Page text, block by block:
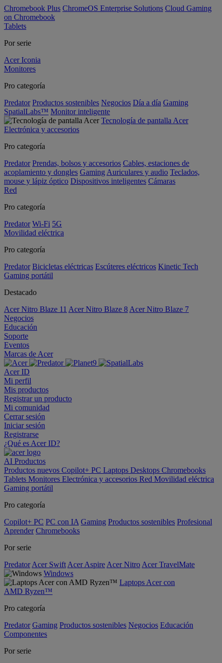
Chromebook Plus ChromeOS Enterprise Solutions Cloud Gaming
on Chromebook
Tablets
Por serie
Acer Iconia
Monitores
Pro categoría
Predator Productos sostenibles Negocios Día a día Gaming
SpatialLabs™ Monitor inteligente
Tecnología de pantalla Acer
Electrónica y accesorios
Pro categoría
Predator Prendas, bolsos y accesorios Cables, estaciones de
acoplamiento y dongles Gaming Auriculares y audio Teclados,
mouse y lápiz óptico Dispositivos inteligentes Cámaras
Red
Pro categoría
Predator Wi-Fi 5G
Movilidad eléctrica
Pro categoría
Predator Bicicletas eléctricas Escúteres eléctricos Kinetic Tech
Gaming portátil
Destacado
Acer Nitro Blaze 11 Acer Nitro Blaze 8 Acer Nitro Blaze 7
Negocios
Educación
Soporte
Eventos
Marcas de Acer
Acer ID
Mi perfil
Mis productos
Registrar un producto
Mi comunidad
Cerrar sesión
Iniciar sesión
Registrarse
¿Qué es Acer ID?
AI Productos
Productos nuevos Copilot+ PC Laptops Desktops Chromebooks
Tablets Monitores Electrónica y accesorios Red Movilidad eléctrica
Gaming portátil
Pro categoría
Copilot+ PC PC con IA Gaming Productos sostenibles Profesional
Aprender Chromebooks
Por serie
Predator Acer Swift Acer Aspire Acer Nitro Acer TravelMate
Windows
Laptops Acer con
AMD Ryzen™
Pro categoría
Predator Gaming Productos sostenibles Negocios Educación
Componentes
Por serie